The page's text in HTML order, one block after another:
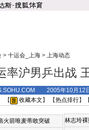
> 十运会_上海 > 上海动态
率沪男乒出战
2005年10月
【 收藏本文 】 【热点排行】
火箭唯麦蒂敢突破
林志玲